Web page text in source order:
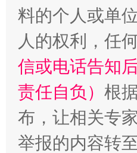
料的个人或单
人的权利，任
信或电话告知
责任自负） 根
布，让相关专
举报的内容转